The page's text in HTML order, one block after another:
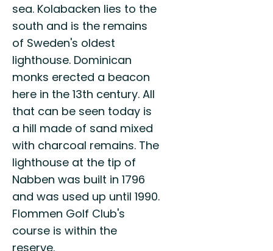
sea. Kolabacken lies to the
south and is the remains
of Sweden's oldest
lighthouse. Dominican
monks erected a beacon
here in the 13th century. All
that can be seen today is
a hill made of sand mixed
with charcoal remains. The
lighthouse at the tip of
Nabben was built in 1796
and was used up until 1990.
Flommen Golf Club's
course is within the
reserve.